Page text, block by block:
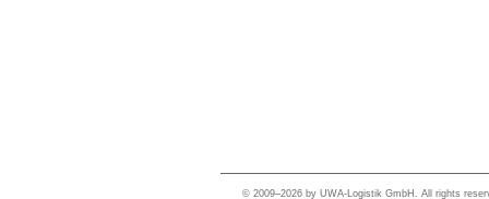
© 2009–2026 by UWA-Logistik GmbH. All rights